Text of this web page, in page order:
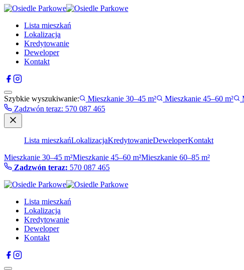
Lista mieszkań
Lokalizacja
Kredytowanie
Deweloper
Kontakt
Szybkie wyszukiwanie: Mieszkanie 30–45 m² Mieszkanie 45–60 m²
Zadzwón teraz: 570 087 465
Lista mieszkańLokalizacjaKredytowanieDeweloperKontakt
Mieszkanie 30–45 m²Mieszkanie 45–60 m²Mieszkanie 60–85 m²
Zadzwón teraz: 570 087 465
Lista mieszkań
Lokalizacja
Kredytowanie
Deweloper
Kontakt